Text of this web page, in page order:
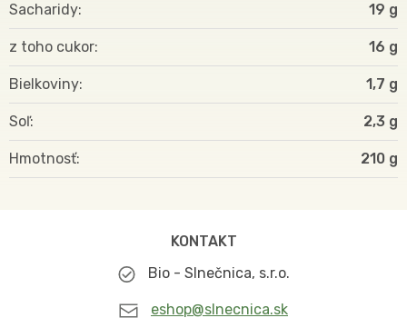
Sacharidy 19 g
z toho cukor 16 g
Bielkoviny 1,7 g
Soľ 2,3 g
Hmotnosť 210
KONTAKT
Bio - Slnečnica, s.r.o.
eshop@slnecnica.sk